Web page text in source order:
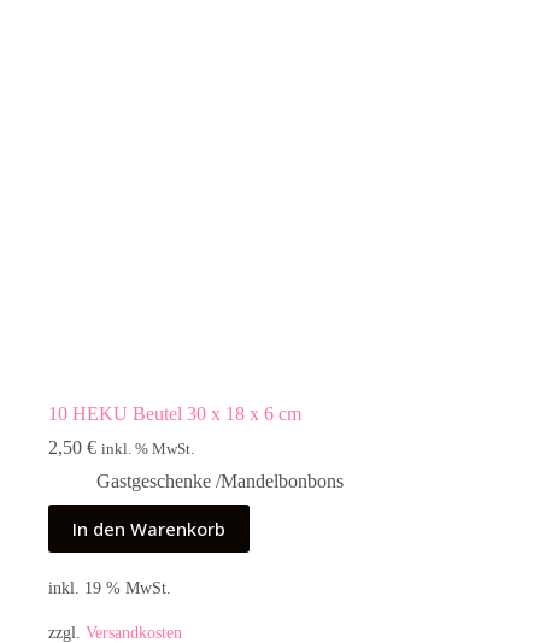
10 HEKU Beutel 30 x 18 x 6 cm
2,50 € inkl. % MwSt.
Gastgeschenke /Mandelbonbons
In den Warenkorb
inkl. 19 % MwSt.
zzgl. Versandkosten